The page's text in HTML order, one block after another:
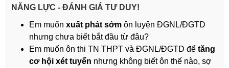
NĂNG LỰC - ĐÁNH GIÁ TƯ DUY!
Em muốn xuất phát sớm ôn luyện ĐGNL/ĐGTD
nhưng chưa biết bắt đầu từ đâu?
Em muốn ôn thi TN THPT và ĐGNL/ĐGTD để tăng
cơ hội xét tuyển nhưng không biết ôn thế nào, sợ